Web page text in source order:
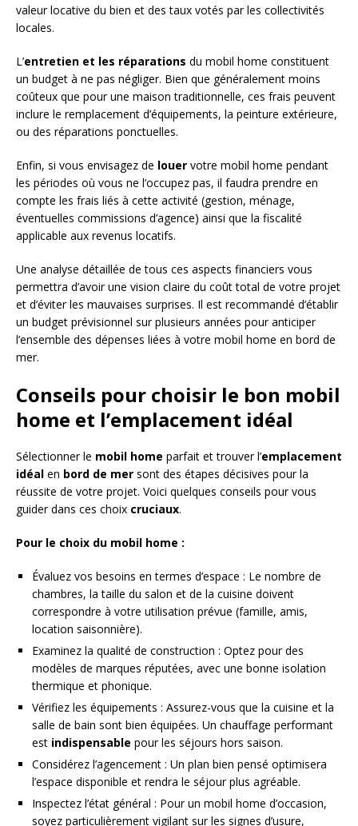
valeur locative du bien et des taux votés par les collectivités
locales.
L’entretien et les réparations du mobil home constituent
un budget à ne pas négliger. Bien que généralement moins
coûteux que pour une maison traditionnelle, ces frais peuvent
inclure le remplacement d’équipements, la peinture extérieure,
ou des réparations ponctuelles.
Enfin, si vous envisagez de louer votre mobil home pendant
les périodes où vous ne l’occupez pas, il faudra prendre en
compte les frais liés à cette activité (gestion, ménage,
éventuelles commissions d’agence) ainsi que la fiscalité
applicable aux revenus locatifs.
Une analyse détaillée de tous ces aspects financiers vous
permettra d’avoir une vision claire du coût total de votre projet
et d’éviter les mauvaises surprises. Il est recommandé d’établir
un budget prévisionnel sur plusieurs années pour anticiper
l’ensemble des dépenses liées à votre mobil home en bord de
mer.
Conseils pour choisir le bon mobil
home et l’emplacement idéal
Sélectionner le mobil home parfait et trouver l’emplacement
idéal en bord de mer sont des étapes décisives pour la
réussite de votre projet. Voici quelques conseils pour vous
guider dans ces choix cruciaux.
Pour le choix du mobil home :
Évaluez vos besoins en termes d’espace : Le nombre de
chambres, la taille du salon et de la cuisine doivent
correspondre à votre utilisation prévue (famille, amis,
location saisonnière).
Examinez la qualité de construction : Optez pour des
modèles de marques réputées, avec une bonne isolation
thermique et phonique.
Vérifiez les équipements : Assurez-vous que la cuisine et la
salle de bain sont bien équipées. Un chauffage performant
est indispensable pour les séjours hors saison.
Considérez l’agencement : Un plan bien pensé optimisera
l’espace disponible et rendra le séjour plus agréable.
Inspectez l’état général : Pour un mobil home d’occasion,
soyez particulièrement vigilant sur les signes d’usure,